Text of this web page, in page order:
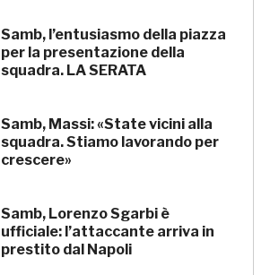
Samb, l’entusiasmo della piazza
per la presentazione della
squadra. LA SERATA
Samb, Massi: «State vicini alla
squadra. Stiamo lavorando per
crescere»
Samb, Lorenzo Sgarbi è
ufficiale: l’attaccante arriva in
prestito dal Napoli